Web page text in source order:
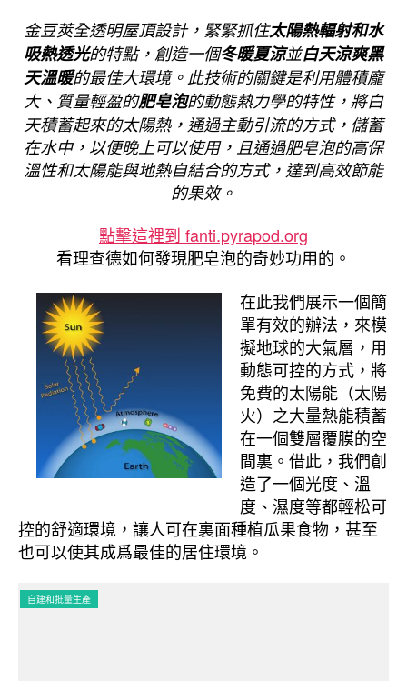
金豆莢全透明屋頂設計，緊緊抓住太陽熱輻射和水
吸熱透光的特點，創造一個冬暖夏涼並白天涼爽黑
天溫暖的最佳大環境。此技術的關鍵是利用體積龐
大、質量輕盈的肥皂泡的動態熱力學的特性，將白
天積蓄起來的太陽熱，通過主動引流的方式，儲蓄
在水中，以便晚上可以使用，且通過肥皂泡的高保
溫性和太陽能與地熱自結合的方式，達到高效節能
的果效。
點擊這裡到 fanti.pyrapod.org
看理查德如何發現肥皂泡的奇妙功用的。
在此我們展示一個簡
單有效的辦法，來模
擬地球的大氣層，用
動態可控的方式，將
免費的太陽能（太陽
火）之大量熱能積蓄
在一個雙層覆膜的空
間裏。借此，我們創
造了一個光度、溫
度、濕度等都輕松可
控的舒適環境，讓人可在裏面種植瓜果食物，甚至
也可以使其成爲最佳的居住環境。
自建和批量生產